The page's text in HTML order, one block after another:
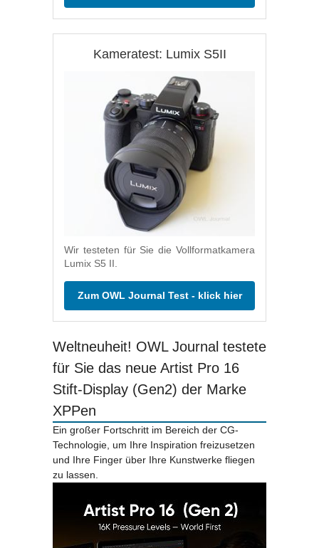
Kameratest: Lumix S5II
Wir testeten für Sie die Vollformatkamera
Lumix S5 II.
Zum OWL Journal Test - klick hier
Weltneuheit! OWL Journal testete
für Sie das neue Artist Pro 16
Stift-Display (Gen2) der Marke
XPPen
Ein großer Fortschritt im Bereich der CG-
Technologie, um Ihre Inspiration freizusetzen
und Ihre Finger über Ihre Kunstwerke fliegen
zu lassen.